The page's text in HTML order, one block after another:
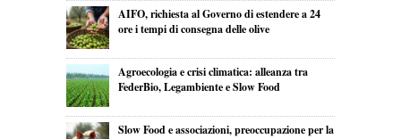
AIFO, richiesta al Governo di estendere a 24
ore i tempi di consegna delle olive
Agroecologia e crisi climatica: alleanza tra
FederBio, Legambiente e Slow Food
Slow Food e associazioni, preoccupazione per la